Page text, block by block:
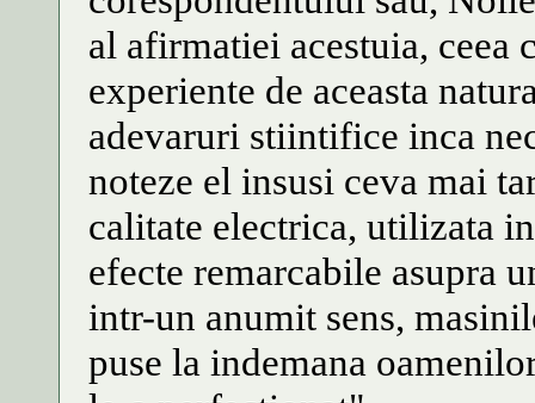
al afirmatiei acestuia, ceea
experiente de aceasta
adevaruri stiintifice inca
noteze el insusi ceva mai
calitate electrica, utilizata
efecte remarcabile asupra
intr-un anumit sens,
puse la indemana